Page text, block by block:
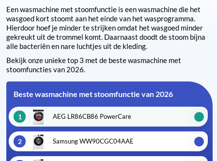
Een wasmachine met stoomfunctie is een wasmachine die het
wasgoed kort stoomt aan het einde van het wasprogramma.
Hierdoor hoef je minder te strijken omdat het wasgoed minder
gekreukt uit de trommel komt. Daarnaast doodt de stoom bijna
alle bacteriën en nare luchtjes uit de kleding.
Bekijk onze unieke top 3 met de beste wasmachine met
stoomfuncties van 2026.
Beste wasmachine met stoomfunctie van 2026
1 AEG LR86CB86 PowerCare
2 Samsung WW90CGC04AAE